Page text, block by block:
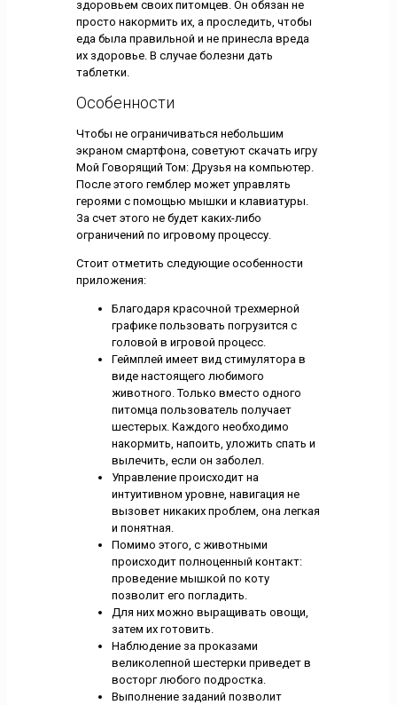
здоровьем своих питомцев. Он обязан не
просто накормить их, а проследить, чтобы
еда была правильной и не принесла вреда
их здоровье. В случае болезни дать
таблетки.
Особенности
Чтобы не ограничиваться небольшим
экраном смартфона, советуют скачать игру
Мой Говорящий Том: Друзья на компьютер.
После этого гемблер может управлять
героями с помощью мышки и клавиатуры.
За счет этого не будет каких-либо
ограничений по игровому процессу.
Стоит отметить следующие особенности
приложения:
Благодаря красочной трехмерной
графике пользовать погрузится с
головой в игровой процесс.
Геймплей имеет вид стимулятора в
виде настоящего любимого
животного. Только вместо одного
питомца пользователь получает
шестерых. Каждого необходимо
накормить, напоить, уложить спать и
вылечить, если он заболел.
Управление происходит на
интуитивном уровне, навигация не
вызовет никаких проблем, она легкая
и понятная.
Помимо этого, с животными
происходит полноценный контакт:
проведение мышкой по коту
позволит его погладить.
Для них можно выращивать овощи,
затем их готовить.
Наблюдение за проказами
великолепной шестерки приведет в
восторг любого подростка.
Выполнение заданий позволит